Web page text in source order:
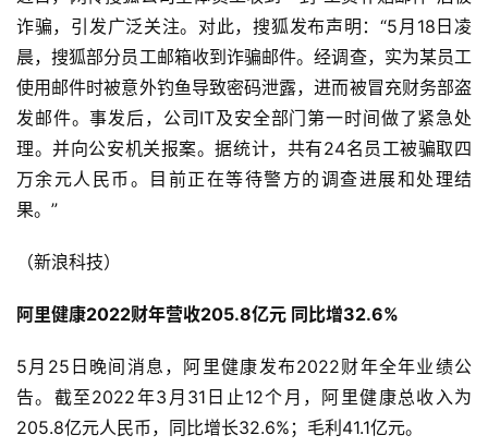
诈骗，引发广泛关注。对此，搜狐发布声明：“5月18日凌
晨，搜狐部分员工邮箱收到诈骗邮件。经调查，实为某员工
使用邮件时被意外钓鱼导致密码泄露，进而被冒充财务部盗
发邮件。事发后，公司IT及安全部门第一时间做了紧急处
理。并向公安机关报案。据统计，共有24名员工被骗取四
万余元人民币。目前正在等待警方的调查进展和处理结
果。”
（新浪科技）
阿里健康2022财年营收205.8亿元 同比增32.6%
5月25日晚间消息，阿里健康发布2022财年全年业绩公
告。截至2022年3月31日止12个月，阿里健康总收入为
205.8亿元人民币，同比增长32.6%；毛利41.1亿元。